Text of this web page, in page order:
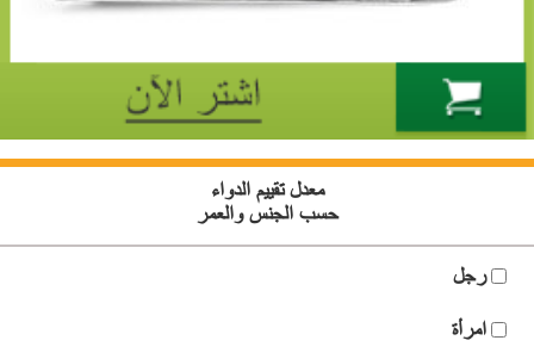
معدل تقييم الدواء
حسب الجنس والعمر
رجل
امرأة